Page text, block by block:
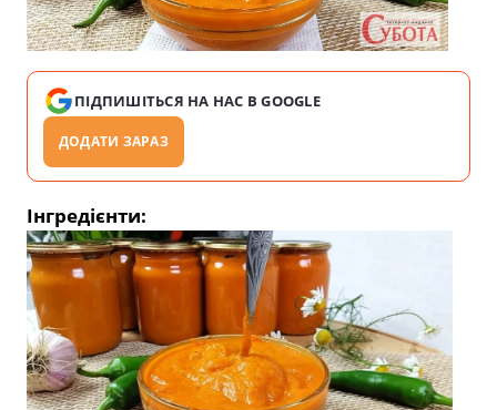
ПІДПИШІТЬСЯ НА НАС В GOOGLE
ДОДАТИ ЗАРАЗ
Інгредієнти: